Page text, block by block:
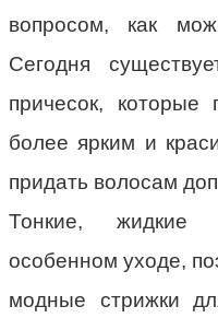
вопросом, как
Сегодня
причесок, которые
более ярким и
придать волосам
Тонкие, жидкие
особенном уходе,
модные стрижки